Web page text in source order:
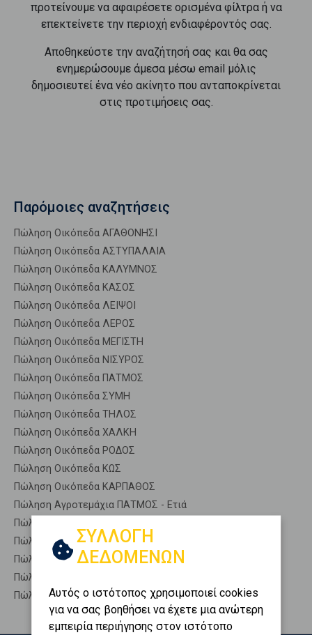
προτείνουμε να αφαιρέσετε ορισμένα φίλτρα ή να
επεκτείνετε την περιοχή ενδιαφέροντός σας.
Αποθηκεύστε την αναζήτησή σας και θα σας
ενημερώσουμε άμεσα μέσω email μόλις
δημοσιευτεί ένα νέο ακίνητο που ανταποκρίνεται
στις προτιμήσεις σας.
Παρόμοιες αναζητήσεις
Πώληση Οικόπεδα ΑΓΑΘΟΝΗΣΙ
Πώληση Οικόπεδα ΑΣΤΥΠΑΛΑΙΑ
Πώληση Οικόπεδα ΚΑΛΥΜΝΟΣ
Πώληση Οικόπεδα ΚΑΣΟΣ
Πώληση Οικόπεδα ΛΕΙΨΟΙ
Πώληση Οικόπεδα ΛΕΡΟΣ
Πώληση Οικόπεδα ΜΕΓΙΣΤΗ
Πώληση Οικόπεδα ΝΙΣΥΡΟΣ
Πώληση Οικόπεδα ΠΑΤΜΟΣ
Πώληση Οικόπεδα ΣΥΜΗ
Πώληση Οικόπεδα ΤΗΛΟΣ
Πώληση Οικόπεδα ΧΑΛΚΗ
Πώληση Οικόπεδα ΡΟΔΟΣ
Πώληση Οικόπεδα ΚΩΣ
Πώληση Οικόπεδα ΚΑΡΠΑΘΟΣ
Πώληση Αγροτεμάχια ΠΑΤΜΟΣ - Ετιά
Πώληση Δασικές εκτάσεις ΠΑΤΜΟΣ - Ετιά
Πώληση Εκτάσεις ΠΑΤΜΟΣ - Ετιά
Πώληση Επαγγελματικά οικόπεδα ΠΑΤΜΟΣ - Ετιά
Πώληση Νησιά ΠΑΤΜΟΣ - Ετιά
Πώληση Οικιστικά ΠΑΤΜΟΣ - Ετιά
ΣΥΛΛΟΓΗ
ΔΕΔΟΜΕΝΩΝ
Αυτός ο ιστότοπος χρησιμοποιεί cookies
για να σας βοηθήσει να έχετε μια ανώτερη
εμπειρία περιήγησης στον ιστότοπο